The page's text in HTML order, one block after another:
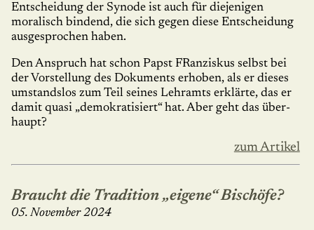
Entscheidung der Synode ist auch für diejenigen
moralisch bindend, die sich gegen diese Entschei­dung
ausgesprochen haben.
Den Anspruch hat schon Papst FRanziskus selbst bei
der Vorstellung des Dokuments erhoben, als er dieses
umstandslos zum Teil seines Lehramts erklärte, das er
damit quasi „demokratisiert“ hat. Aber geht das über­
haupt?
zum Artikel
Braucht die Tradition „eigene“ Bischöfe?
05. November 2024